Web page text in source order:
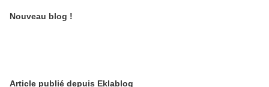
Nouveau blog !
Article publié depuis Eklablog